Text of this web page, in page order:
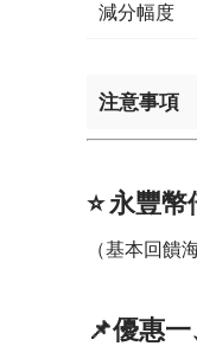
減分幅度
注意事項
⭐ 永豐
（基本回饋
📌優惠